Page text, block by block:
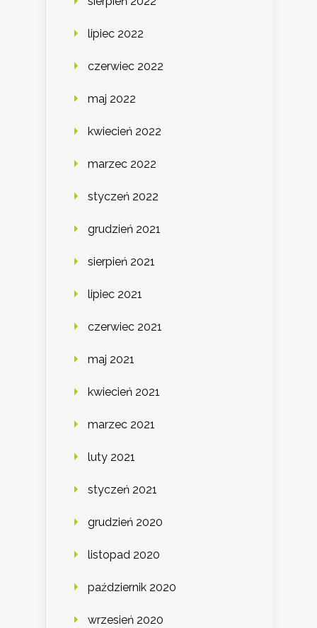
lipiec 2022
czerwiec 2022
maj 2022
kwiecień 2022
marzec 2022
styczeń 2022
grudzień 2021
sierpień 2021
lipiec 2021
czerwiec 2021
maj 2021
kwiecień 2021
marzec 2021
luty 2021
styczeń 2021
grudzień 2020
listopad 2020
październik 2020
wrzesień 2020